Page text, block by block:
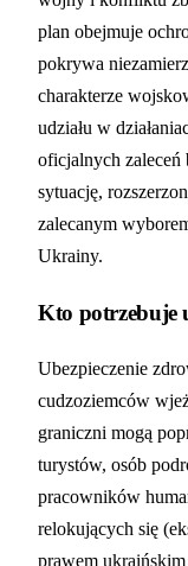
plan obejmuje
pokrywa
charakterze
udziału w
oficjalnych zaleceń
sytuację,
zalecanym
Ukrainy.
Kto potrzebuje
Ubezpieczenie
cudzoziemców
graniczni mogą
turystów, osób
pracowników
relokujących się
prawem